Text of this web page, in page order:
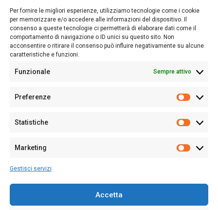
Per fornire le migliori esperienze, utilizziamo tecnologie come i cookie
per memorizzare e/o accedere alle informazioni del dispositivo. Il
consenso a queste tecnologie ci permetterà di elaborare dati come il
comportamento di navigazione o ID unici su questo sito. Non
acconsentire o ritirare il consenso può influire negativamente su alcune
caratteristiche e funzioni.
Funzionale Sempre attivo
Preferenze
Statistiche
Marketing
Gestisci servizi
Accetta
lettori su quanto accade in Sardegna, con un occhio rivolto al
nostro passato e, soprattutto, al nostro futuro
Follow Us
Sede:Via Cristoforo Colombo 09013 Carbonia
Partita IVA02270380922
128/2020 del 10/02/2020
Per la Pubblicità: